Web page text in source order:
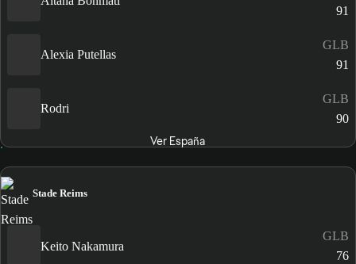
91
Alexia Putellas
GLB
91
Rodri
GLB
90
Ver España
Stade Reims
Keito Nakamura
GLB
76